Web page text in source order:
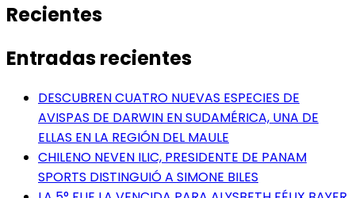
Recientes
Entradas recientes
DESCUBREN CUATRO NUEVAS ESPECIES DE
AVISPAS DE DARWIN EN SUDAMÉRICA, UNA DE
ELLAS EN LA REGIÓN DEL MAULE
CHILENO NEVEN ILIC, PRESIDENTE DE PANAM
SPORTS DISTINGUIÓ A SIMONE BILES